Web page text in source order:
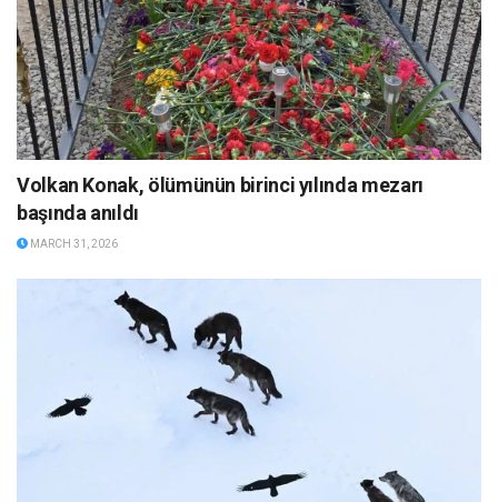
Volkan Konak, ölümünün birinci yılında mezarı
başında anıldı
MARCH 31, 2026